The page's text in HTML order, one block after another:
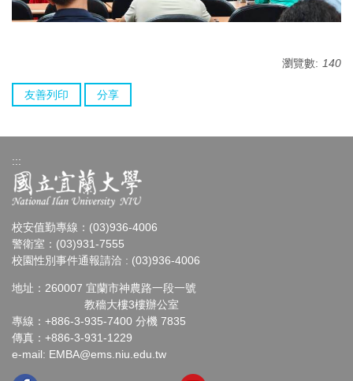
瀏覽數: 140
友善列印 分享
:::
校安值勤專線：(03)936-4006
警衛室：(03)931-7555
校園性別事件通報請洽 : (03)936-4006
地址：260007 宜蘭市神農路一段一號
教穡大樓3樓辦公室
專線：+886-3-935-7400 分機 7835
傳真：+886-3-931-1229
e-mail: EMBA@ems.niu.edu.tw